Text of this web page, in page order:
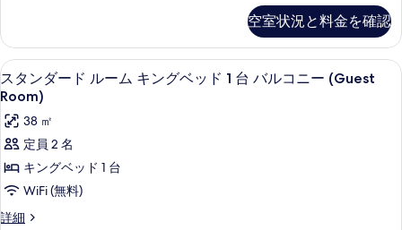
件
ム
ダ
ブ
ル
ベ
ッ
ド
2
台
ー
ド
ル
ー
ダ
ブ
ベ
ッ
2
空室状況と料金を確認
ス
タ
ン
ダ
ー
ド
ル
ミニバー (無料)、セーフティボック
6
スタンダード ルーム キングベッド 1 台 バルコニー (Guest
Room)
38 ㎡
定員 2 名
キングベッド 1 台
WiFi (無料)
詳細
ス